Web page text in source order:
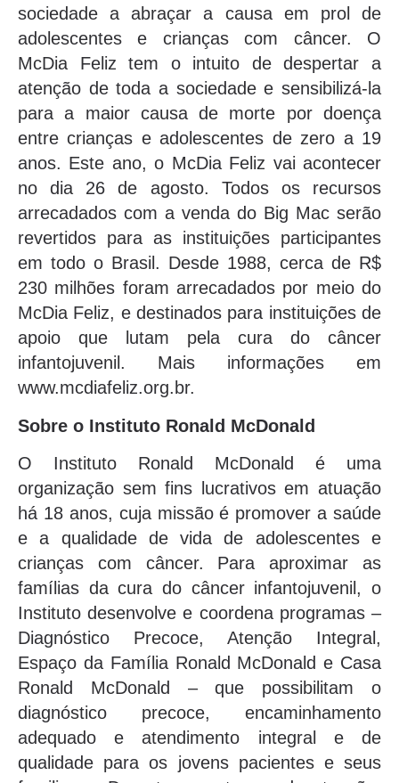
sociedade a abraçar a causa em prol de
adolescentes e crianças com câncer. O
McDia Feliz tem o intuito de despertar a
atenção de toda a sociedade e sensibilizá-la
para a maior causa de morte por doença
entre crianças e adolescentes de zero a 19
anos. Este ano, o McDia Feliz vai acontecer
no dia 26 de agosto. Todos os recursos
arrecadados com a venda do Big Mac serão
revertidos para as instituições participantes
em todo o Brasil. Desde 1988, cerca de R$
230 milhões foram arrecadados por meio do
McDia Feliz, e destinados para instituições de
apoio que lutam pela cura do câncer
infantojuvenil. Mais informações em
www.mcdiafeliz.org.br.
Sobre o Instituto Ronald McDonald
O Instituto Ronald McDonald é uma
organização sem fins lucrativos em atuação
há 18 anos, cuja missão é promover a saúde
e a qualidade de vida de adolescentes e
crianças com câncer. Para aproximar as
famílias da cura do câncer infantojuvenil, o
Instituto desenvolve e coordena programas –
Diagnóstico Precoce, Atenção Integral,
Espaço da Família Ronald McDonald e Casa
Ronald McDonald – que possibilitam o
diagnóstico precoce, encaminhamento
adequado e atendimento integral e de
qualidade para os jovens pacientes e seus